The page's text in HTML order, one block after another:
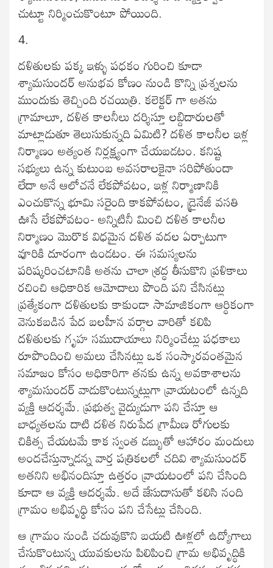
చుట్టూ నిర్మించుకొంటూ పోయింది.
4.
దళితులకు పక్క ఇళ్ళు పధకం గురించి కూడా
శ్యామసుందర్ అనుభవ కోణం నుండి కొన్ని ప్రశ్నలను
ముందుకు తెచ్చింది రచయిత్రి. కలెక్టర్ గా అతను
గ్రామాలూ, దళిత కాలనీలు దర్శిస్తూ లబ్దిదారులతో
మాట్లాడుతూ తెలుసుకున్నది ఏమిటి? దళిత కాలనీల ఇళ్ల
నిర్మాణం అత్యంత నిర్లక్ష్యంగా చేయబడటం. కనిష్ట
సభ్యులు ఉన్న కుటుంబ అవసరాలకైనా సరిపోతుందా
లేదా అనే ఆలోచనే లేకపోవటం, ఇళ్ల నిర్మాణానికి
ఎంచుకొన్న భూమి సరైంది కాకపోవటం, డ్రైనేజీ వసతి
ఊసే లేకపోవటం- అన్నిటినీ మించి దళిత కాలనీల
నిర్మాణం మొరొక విధమైన దళిత వదల ఏర్పాటుగా
వూరికి దూరంగా ఉండటం. ఈ సమస్యలను
పరిష్కరించటానికి అతను చాలా శ్రద్ధ తీసుకొని ప్రళికాలు
రచించి ఆధికారిక ఆమోదాలు పొంది పని చేసినట్లు
ప్రత్యేకంగా దళితులకు కాకుండా సామాజికంగా ఆర్ధికంగా
వెనుకబడిన పేద బలహీన వర్గాల వారితో కలిపి
దళితులకు గృహ సముదాయాలు నిర్మించేట్లు పధకాలు
రూపొందించి అమలు చేసినట్లు ఒక సంస్కారవంతమైన
సమాజం కోసం అధికారిగా తనకు ఉన్న అవకాశాలను
శ్యామసుందర్ వాడుకొంటున్నట్లుగా వ్రాయటంలో ఉన్నది
వ్యక్తి ఆదర్శమే. ప్రభుత్వ వైద్యుడుగా పని చేస్తూ ఆ
బాధ్యతలను దాటి దళిత నిరుపేద గ్రామీణ రోగులకు
చికిత్స చేయటమే కాక స్వంత డబ్బుతో ఆహారం మందులు
అందచేస్తున్నాడన్న వార్త పత్రికలలో చదివి శ్యామసుందర్
అతనిని అభినందిస్తూ ఉత్తరం వ్రాయటంలో పని చేసింది
కూడా ఆ వ్యక్తి ఆదర్శమే. అదే జేసుదాసుతో కలిసి నంది
గ్రామం అభివృధ్ధి కోసం పని చేసేట్లు చేసింది.
ఆ గ్రామం నుండి చదువుకొని బయటి ఊళ్లలో ఉద్యోగాలు
చేసుకొంటున్న యువకులను పిలిపించి గ్రామ అభివృద్ధికి